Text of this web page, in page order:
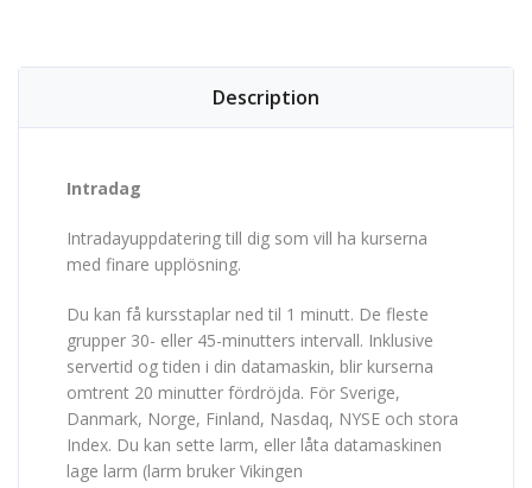
Description
Intradag
Intradayuppdatering till dig som vill ha kurserna
med finare upplösning.
Du kan få kursstaplar ned til 1 minutt. De fleste
grupper 30- eller 45-minutters intervall. Inklusive
servertid og tiden i din datamaskin, blir kurserna
omtrent 20 minutter fördröjda. För Sverige,
Danmark, Norge, Finland, Nasdaq, NYSE och stora
Index. Du kan sette larm, eller låta datamaskinen
lage larm (larm bruker Vikingen